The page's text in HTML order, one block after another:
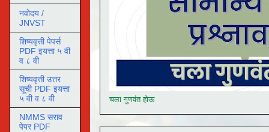
चला गुणवंत होऊ
नवोदय /
JNVST
शिष्यवृत्ती पेपर्स
PDF इयत्ता ५ वी
व ८ वी
शिष्यवृत्ती उत्तर
सूची PDF इयत्ता
५ वी व ८ वी
NMMS सराव
पेपर PDF